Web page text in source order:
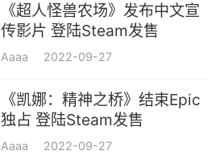
《超人怪兽农场》发布中文宣
传影片 登陆Steam发售
Aaaa 2022-09-27
《凯娜：精神之桥》结束Epic
独占 登陆Steam发售
Aaaa 2022-09-27